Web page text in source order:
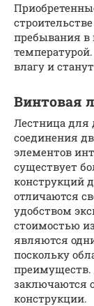
пребывания
влагу и
Винтовая
Лестница для
соединения
элементов
существует
конструкций
отличаются
удобством
стоимостью
являются
поскольку
преимуществ.
заключаются
конструкции.